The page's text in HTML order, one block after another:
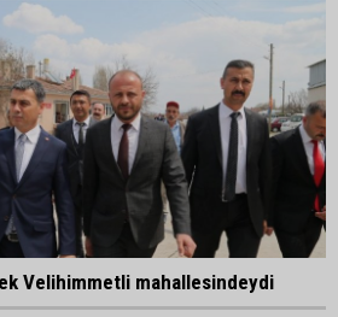
Velihimmetli mahallesindeydi